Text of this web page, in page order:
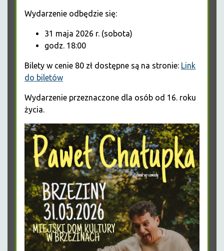
Wydarzenie odbędzie się:
31 maja 2026 r. (sobota)
godz. 18:00
Bilety w cenie 80 zł dostępne są na stronie: Link
do biletów
Wydarzenie przeznaczone dla osób od 16. roku
życia.